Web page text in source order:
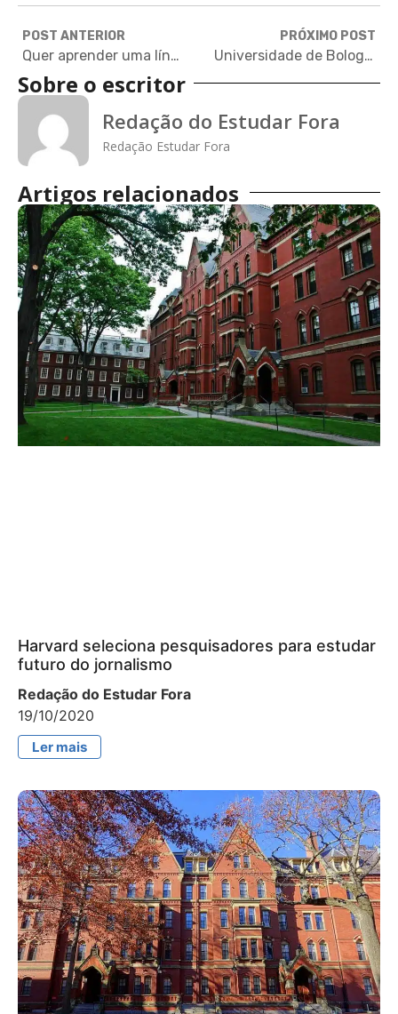
POST ANTERIOR
Quer aprender uma língua nova? 9 dicas para estudar idiomas em casa
PRÓXIMO POST
Universidade de Bologna oferece 982 bolsas para PhD na Itália
Sobre o escritor
Redação do Estudar Fora
Redação Estudar Fora
Artigos relacionados
Harvard seleciona pesquisadores para estudar
futuro do jornalismo
Redação do Estudar Fora
19/10/2020
Ler mais